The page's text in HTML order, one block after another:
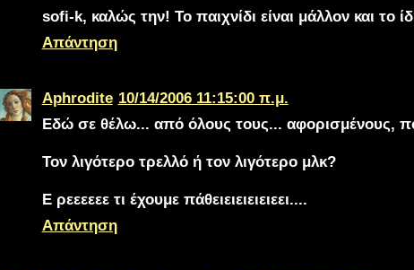
sofi-k, καλώς την! Το παιχνίδι είναι μάλλον και το
Απάντηση
Aphrodite 10/14/2006 11:15:00 π.μ.
Εδώ σε θέλω... από όλους τους... αφορισμένους,
Τον λιγότερο τρελλό ή τον λιγότερο μλκ?
Ε ρεεεεεε τι έχουμε πάθειειειειειεει....
Απάντηση